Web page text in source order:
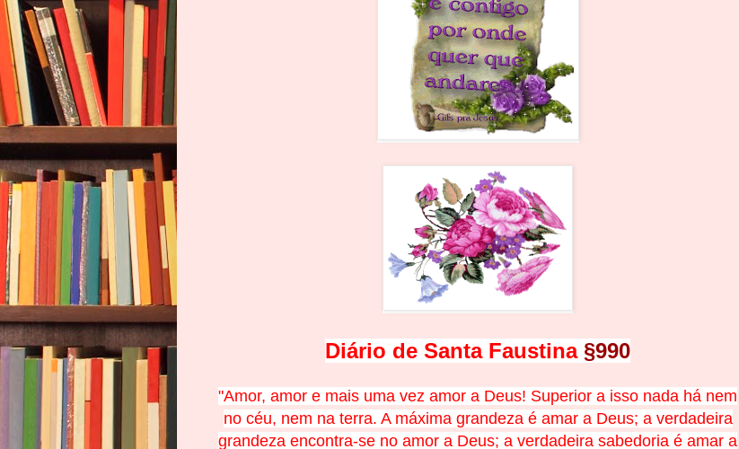
Diário de Santa Faustina §990
"Amor, amor e mais uma vez amor a Deus! Superior a isso nada há nem
no céu, nem na terra. A máxima grandeza é amar a Deus; a verdadeira
grandeza encontra-se no amor a Deus; a verdadeira sabedoria é amar a